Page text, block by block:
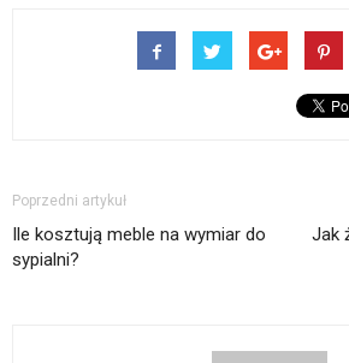
Poprzedni artykuł
Ile kosztują meble na wymiar do
sypialni?
Jak